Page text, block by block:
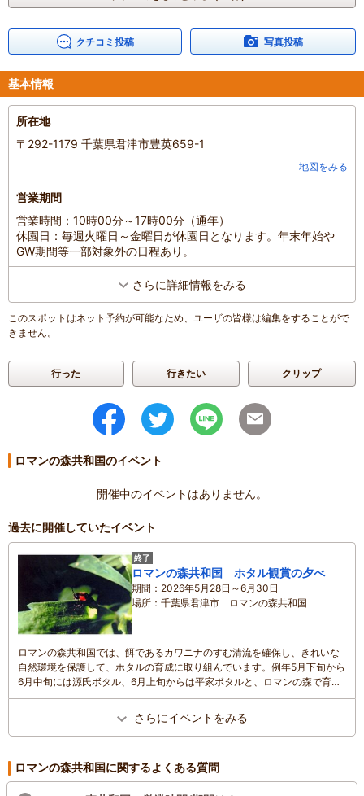
BBQとは別に脂の乗った秋刀魚の塩焼き、柔らかいイカ焼き、具材
イス乗せ、ポテトに唐揚げ、サラダは食べ放題！！全て手作りで美
味しくて感動しました。スタッフの方は皆優しくて田舎の祖父母の
家に遊びにきたような温かいおもてなしです。
キャンプファイヤーと花火をした後、白岩壁を眺める露天風呂、ホ
テル内の女湯の檜の露天風呂、娘と貸し切りで楽しめました。
翌日は10時からロマンの森のアトラクションを全制覇！SL電車では
親子3人で写真撮影して貰いました。スワンボートに乗ると餌を求
めてとてつもない数の鯉が寄ってきて親子で大興奮。パターゴル
クだけは5歳娘には難しく断念。
ビンゴ大会と縁日でお目当ての景品をgetした娘はご機嫌でした。ビ
ンゴ景品の海苔佃煮も絶品でなにこれ美味しすぎる！？のお味でし
た。お昼に食べたフードコートのピザも薪の窯で焼いてあり美味し
かった。
帰りに白岩壁の露天風呂で汗を流して帰りました。
設備は古いですが、スタッフのおもてなしと食事は本当に最高で
す。小学校低学年くらいまでの子供連れにはお薦めだと思います。
また伺います。
：3時間以上
家族の内訳：お子様、配偶者、
2023年10月7日
クチコミ投稿 写真投稿
基本情報
所在地
〒292-1179 千葉県君津市豊英659-1
地図をみる
営業期間
営業時間：10時00分～17時00分（通年）
休園日：毎週火曜日～金曜日が休園日となります。年末年始や
GW期間等一部対象外の日程あり。
さらに詳細情報をみる
このスポットはネット予約が可能なため、ユーザの皆様は編集をすることがで
きません。
行った 行きたい クリップ
ロマンの森共和国のイベント
開催中のイベントはありません。
過去に開催していたイベント
終了
ロマンの森共和国 ホタル観賞の夕べ
期間
2026年5月28日～6月30日
場所
千葉県君津市 ロマンの森共和国
ロマンの森共和国では、餌であるカワニナのすむ清流を確保し、きれいな
自然環境を保護して、ホタルの育成に取り組んでいます。例年5月下旬から
6月中旬には源氏ボタル、6月上旬からは平家ボタルと、ロマンの森で育っ
たたくさんのホタルが飛翔する姿を観賞することができます。日中（10時
～17時）は毎週火水曜が休園日となっていますが、ホタル観賞（18時以
降）は毎夜開催されます。土日は、各種アトラクション（アスレチック、
ボート、おもしろ自転車など）が延長営業されます。
さらにイベントをみる
ロマンの森共和国に関するよくある質問